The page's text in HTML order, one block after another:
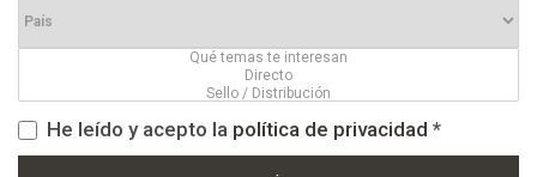
He leído y acepto la política de privacidad *